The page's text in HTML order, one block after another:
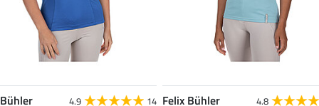
4.9 14 Felix Bühler 4.8